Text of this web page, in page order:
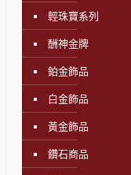
輕珠寶系列
酬神金牌
鉑金飾品
白金飾品
黃金飾品
鑽石商品